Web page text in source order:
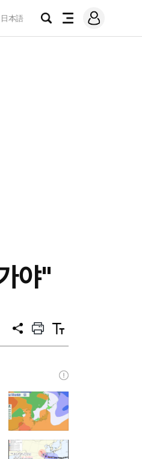
日本語
검
전
메
그
야"
공
프
트
텍
트